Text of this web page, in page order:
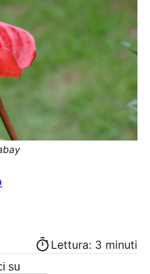
Lettura: 3 minuti
su